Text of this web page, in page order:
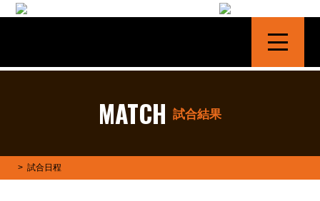
MATCH 試合結果
>試合日程